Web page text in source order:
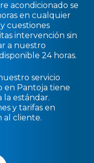
acondicionado se
en cualquier
cuestiones
intervención sin
a nuestro
24 horas.
servicio
en Pantoja tiene
la estándar.
y tarifas en
al cliente.